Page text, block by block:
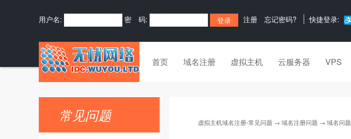
用户名: 密 码: 注册 忘记密码? 快捷登录:
首页 域名注册 虚拟主机 云服务器 VPS
常见问题 虚拟主机域名注册-常见问题 → 域名注册问题 → 域名问题